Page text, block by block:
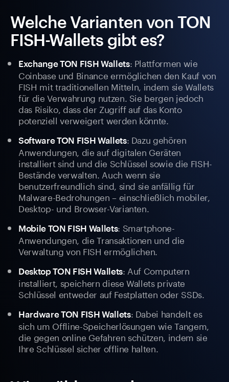
Welche Varianten von TON
FISH-Wallets gibt es?
Exchange TON FISH Wallets: Plattformen wie
Coinbase und Binance ermöglichen den Kauf von
FISH mit traditionellen Mitteln, indem sie Wallets
für die Verwahrung nutzen. Sie bergen jedoch
das Risiko, dass der Zugriff auf das Konto
potenziell verweigert werden könnte.
Software TON FISH Wallets: Dazu gehören
Anwendungen, die auf digitalen Geräten
installiert sind und die Schlüssel sowie die FISH-
Bestände verwalten. Auch wenn sie
benutzerfreundlich sind, sind sie anfällig für
Malware-Bedrohungen – einschließlich mobiler,
Desktop- und Browser-Varianten.
Mobile TON FISH Wallets: Smartphone-
Anwendungen, die Transaktionen und die
Verwaltung von FISH ermöglichen.
Desktop TON FISH Wallets: Auf Computern
installiert, speichern diese Wallets private
Schlüssel entweder auf Festplatten oder SSDs.
Hardware TON FISH Wallets: Dabei handelt es
sich um Offline-Speicherlösungen wie Tangem,
die gegen online Gefahren schützen, indem sie
Ihre Schlüssel sicher offline halten.